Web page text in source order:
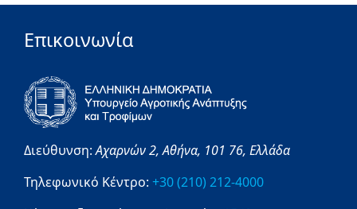
Επικοινωνία
Διεύθυνση:Αχαρνών 2,Αθήνα, 101 76, Ελλάδα
Τηλεφωνικό Κέντρο: +30 (210) 212-4000